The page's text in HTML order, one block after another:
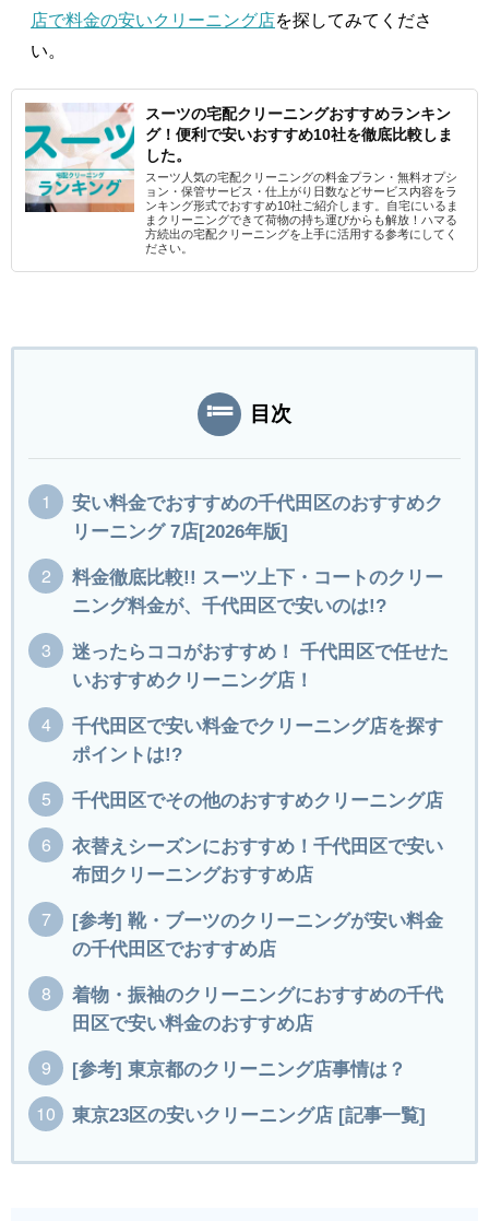
店で料金の安いクリーニング店を探してみてくださ
い。
スーツの宅配クリーニングおすすめランキン
グ！便利で安いおすすめ10社を徹底比較しま
した。
スーツ人気の宅配クリーニングの料金プラン・無料オプシ
ョン・保管サービス・仕上がり日数などサービス内容をラ
ンキング形式でおすすめ10社ご紹介します。自宅にいるま
まクリーニングできて荷物の持ち運びからも解放！ハマる
方続出の宅配クリーニングを上手に活用する参考にしてく
ださい。
目次
安い料金でおすすめの千代田区のおすすめク
リーニング 7店[2026年版]
料金徹底比較!! スーツ上下・コートのクリー
ニング料金が、千代田区で安いのは!?
迷ったらココがおすすめ！ 千代田区で任せた
いおすすめクリーニング店！
千代田区で安い料金でクリーニング店を探す
ポイントは!?
千代田区でその他のおすすめクリーニング店
衣替えシーズンにおすすめ！千代田区で安い
布団クリーニングおすすめ店
[参考] 靴・ブーツのクリーニングが安い料金
の千代田区でおすすめ店
着物・振袖のクリーニングにおすすめの千代
田区で安い料金のおすすめ店
[参考] 東京都のクリーニング店事情は？
東京23区の安いクリーニング店 [記事一覧]